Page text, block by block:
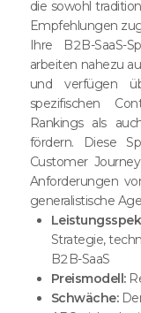
die sowohl
Empfehlungen
Ihre B2B-SaaS-
arbeiten nahezu
und verfügen
spezifischen
Rankings als
fördern. Diese
Customer
Anforderungen
generalistische
Strategie,
B2B-SaaS
Preismodell:
Schwäche: